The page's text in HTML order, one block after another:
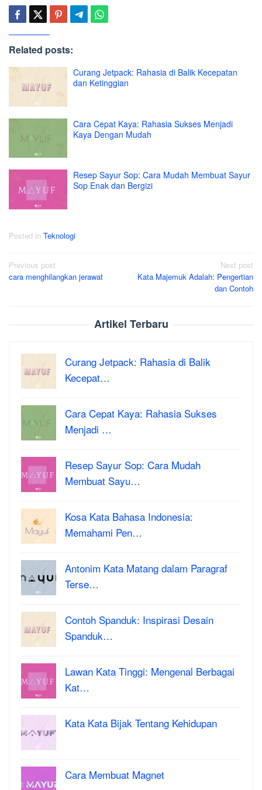
Related posts:
Curang Jetpack: Rahasia di Balik Kecepatan
dan Ketinggian
Cara Cepat Kaya: Rahasia Sukses Menjadi
Kaya Dengan Mudah
Resep Sayur Sop: Cara Mudah Membuat Sayur
Sop Enak dan Bergizi
Posted in Teknologi
Post
navigation
Previous post
cara menghilangkan jerawat
Next post
Kata Majemuk Adalah: Pengertian
dan Contoh
Artikel Terbaru
Curang Jetpack: Rahasia di Balik
Kecepat…
Cara Cepat Kaya: Rahasia Sukses
Menjadi …
Resep Sayur Sop: Cara Mudah
Membuat Sayu…
Kosa Kata Bahasa Indonesia:
Memahami Pen…
Antonim Kata Matang dalam Paragraf
Terse…
Contoh Spanduk: Inspirasi Desain
Spanduk…
Lawan Kata Tinggi: Mengenal Berbagai
Kat…
Kata Kata Bijak Tentang Kehidupan
Cara Membuat Magnet